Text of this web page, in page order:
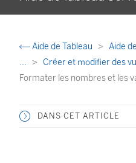
Aide de Tableau
Aide
...
Créer et modifier des
Formater les nombres et les
DANS CET ARTICLE